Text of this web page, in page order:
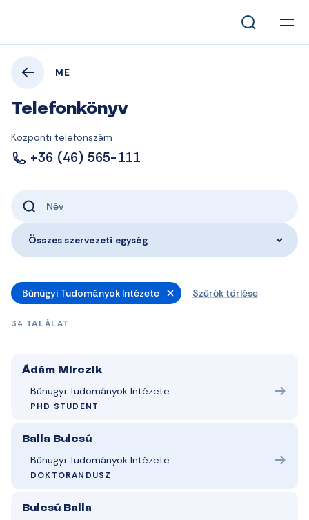
ME
Telefonkönyv
Központi telefonszám
+36 (46) 565-111
Összes szervezeti egység
Bűnügyi Tudományok Intézete Szűrők törlése
34 TALÁLAT
Ádám Mirczik
Bűnügyi Tudományok Intézete
PHD STUDENT
Balla Bulcsú
Bűnügyi Tudományok Intézete
DOKTORANDUSZ
Bulcsú Balla